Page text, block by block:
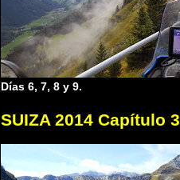
Días 6, 7, 8 y 9.
SUIZA 2014 Capítulo 3